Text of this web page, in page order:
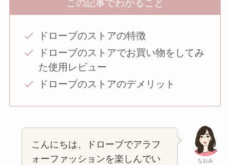
この記事でわかること
ドローブのストアの特徴
ドローブのストアでお買い物をしてみ
た使用レビュー
ドローブのストアのデメリット
なおみ
こんにちは、ドローブでアラフ
ォーファッションを楽しんでい